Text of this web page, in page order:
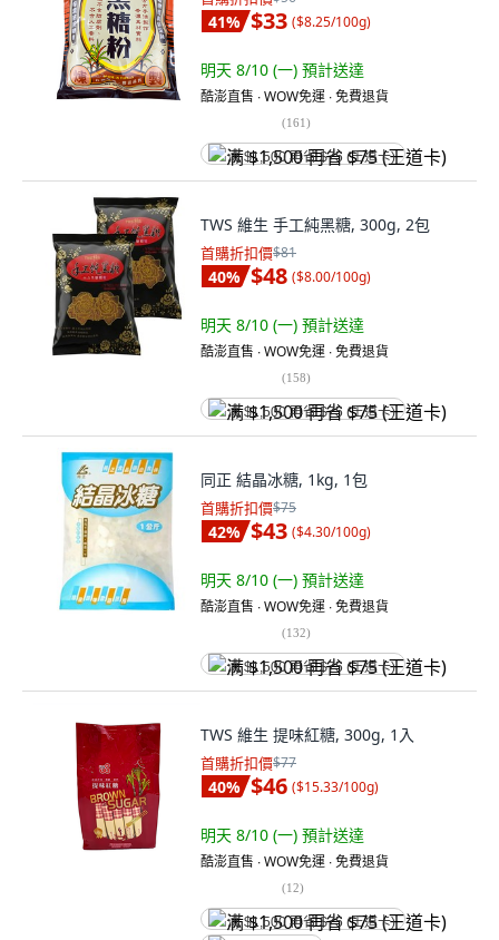
41% $33 ($8.25/100g)
明天 8/10 (一) 預計送達
酷澎直售 ∙ WOW免運 ∙ 免費退貨
(161)
满 $1,500 再省 $75 (王道卡)
TWS 維生 手工純黑糖, 300g, 2包
首購折扣價$81
40% $48 ($8.00/100g)
明天 8/10 (一) 預計送達
酷澎直售 ∙ WOW免運 ∙ 免費退貨
(158)
满 $1,500 再省 $75 (王道卡)
同正 結晶冰糖, 1kg, 1包
首購折扣價$75
42% $43 ($4.30/100g)
明天 8/10 (一) 預計送達
酷澎直售 ∙ WOW免運 ∙ 免費退貨
(132)
满 $1,500 再省 $75 (王道卡)
TWS 維生 提味紅糖, 300g, 1入
首購折扣價$77
40% $46 ($15.33/100g)
明天 8/10 (一) 預計送達
酷澎直售 ∙ WOW免運 ∙ 免費退貨
(12)
满 $1,500 再省 $75 (王道卡)